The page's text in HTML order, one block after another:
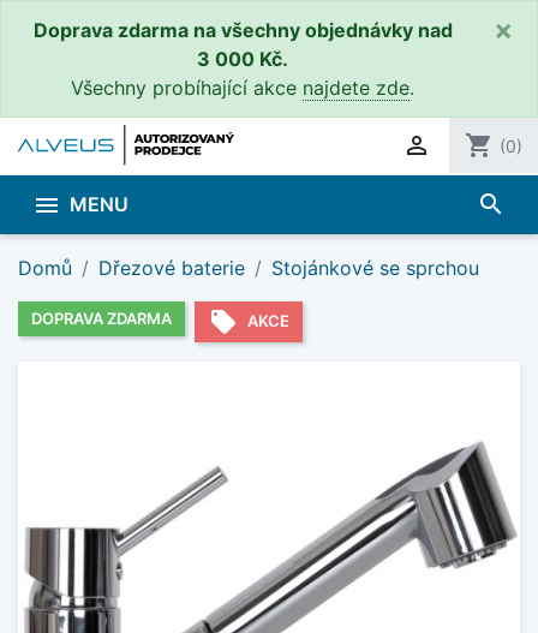
Doprava zdarma na všechny objednávky nad
3 000 Kč.
Všechny probíhající akce najdete zde.
×
 shopping_cart (0)
 MENU search
Domů Dřezové baterie Stojánkové se sprchou
DOPRAVA ZDARMA local_offer AKCE